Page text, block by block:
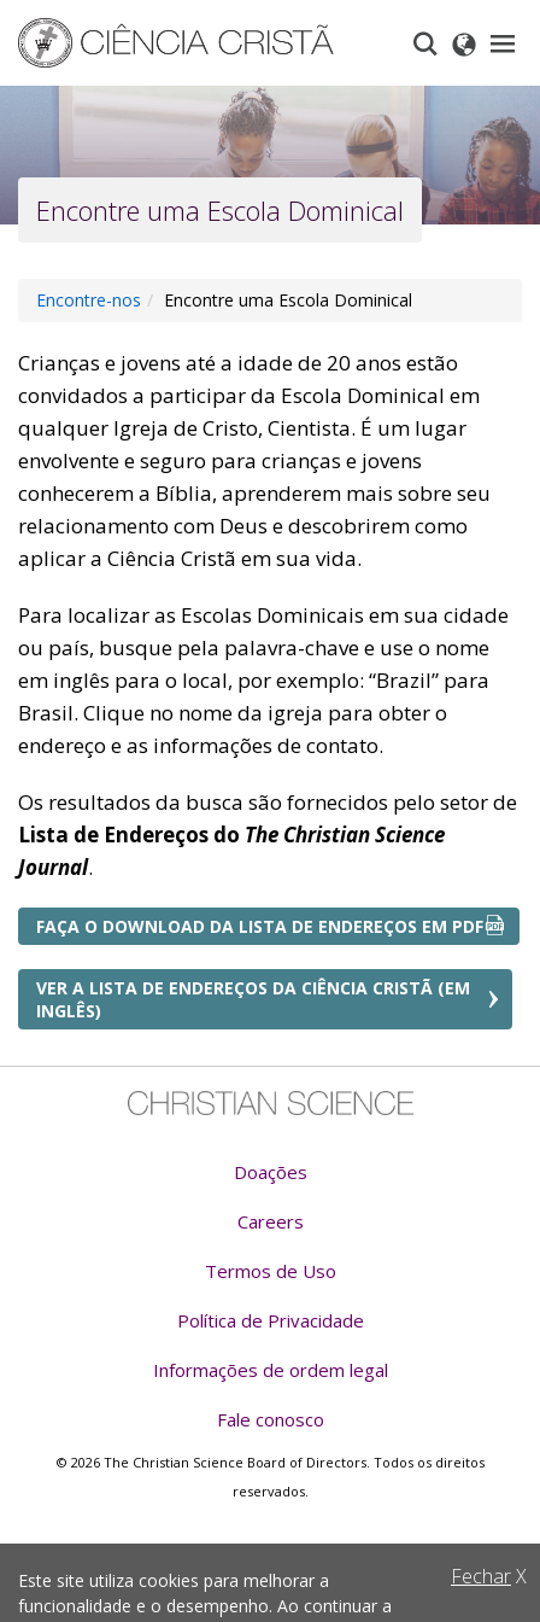
main
content
Encontre uma Escola Dominical
Encontre-nos Encontre uma Escola Dominical
Crianças e jovens até a idade de 20 anos estão
convidados a participar da Escola Dominical em
qualquer Igreja de Cristo, Cientista. É um lugar
envolvente e seguro para crianças e jovens
conhecerem a Bíblia, aprenderem mais sobre seu
relacionamento com Deus e descobrirem como
aplicar a Ciência Cristã em sua vida.
Para localizar as Escolas Dominicais em sua cidade
ou país, busque pela palavra-chave e use o nome
em inglês para o local, por exemplo: “Brazil” para
Brasil. Clique no nome da igreja para obter o
endereço e as informações de contato.
Os resultados da busca são fornecidos pelo setor de
Lista de Endereços do The Christian Science
Journal.
FAÇA O DOWNLOAD DA LISTA DE ENDEREÇOS EM PDF
VER A LISTA DE ENDEREÇOS DA CIÊNCIA CRISTÃ (EM
INGLÊS)
Doações
Careers
Termos de Uso
Política de Privacidade
Informações de ordem legal
Fale conosco
© 2026 The Christian Science Board of Directors. Todos os direitos
reservados.
FecharX
Este site utiliza cookies para melhorar a
funcionalidade e o desempenho. Ao continuar a